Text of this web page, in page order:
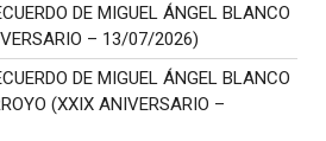
DE MIGUEL ÁNGEL BLANCO
– 13/07/2026)
DE MIGUEL ÁNGEL BLANCO
(XXIX ANIVERSARIO –